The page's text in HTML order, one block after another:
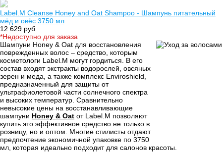
Label.M Cleanse Honey and Oat Shampoo - Шампунь питательный
мёд и овёс 3750 мл
12 629 руб
*Недоступно для заказа
Шампуни Honey & Oat для восстановления
поврежденных волос – средство, которым
косметологи Label.M могут гордиться. В его
состав входят экстракты водорослей, овсяных
зерен и меда, а также комплекс Enviroshield,
предназначенный для защиты от
ультрафиолетовой части солнечного спектра
и высоких температур. Сравнительно
невысокие цены на восстанавливающие
шампуни Honey & Oat от Label.M позволяют
купить это эффективное средство не только в
розницу, но и оптом. Многие стилисты отдают
предпочтение экономичной упаковке по 3750
мл, которая идеально подходит для салонов красоты.